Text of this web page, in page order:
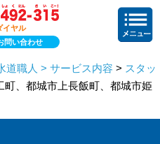
イヤル
問い合わせ
道職人 > サービス内容 > スタッ
町、都城市上長飯町、都城市姫